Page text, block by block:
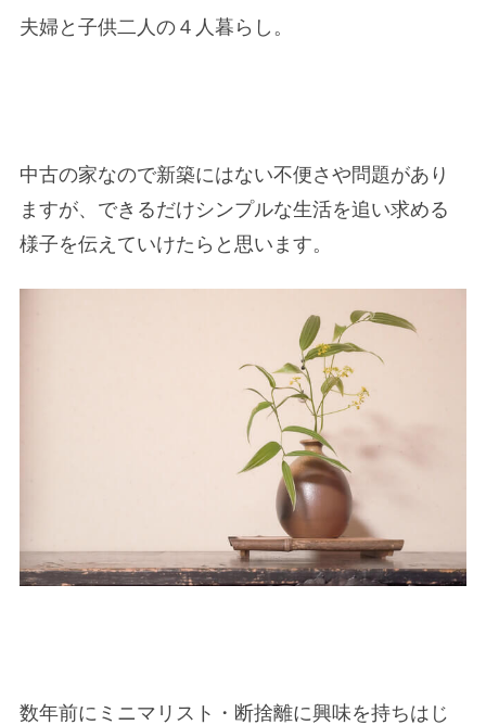
夫婦と子供二人の４人暮らし。
中古の家なので新築にはない不便さや問題があり
ますが、できるだけシンプルな生活を追い求める
様子を伝えていけたらと思います。
数年前にミニマリスト・断捨離に興味を持ちはじ